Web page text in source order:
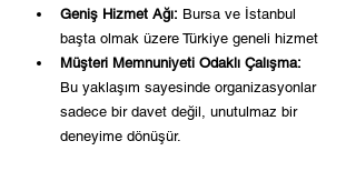
Geniş Hizmet Ağı: Bursa ve İstanbul
başta olmak üzere Türkiye geneli hizmet
Müşteri Memnuniyeti Odaklı Çalışma:
Bu yaklaşım sayesinde organizasyonlar
sadece bir davet değil, unutulmaz bir
deneyime dönüşür.